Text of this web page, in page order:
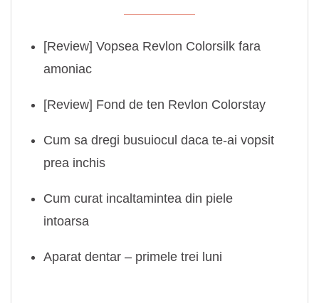
[Review] Vopsea Revlon Colorsilk fara
amoniac
[Review] Fond de ten Revlon Colorstay
Cum sa dregi busuiocul daca te-ai vopsit
prea inchis
Cum curat incaltamintea din piele
intoarsa
Aparat dentar – primele trei luni